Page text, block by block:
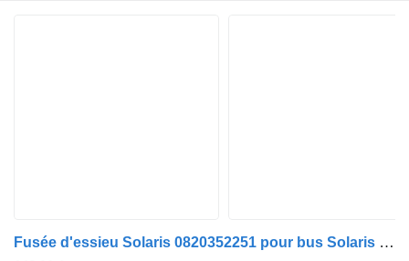
Fusée d'essieu Solaris 0820352251 pour bus Solaris Urbino, Alpino, Vacanza (1999-)